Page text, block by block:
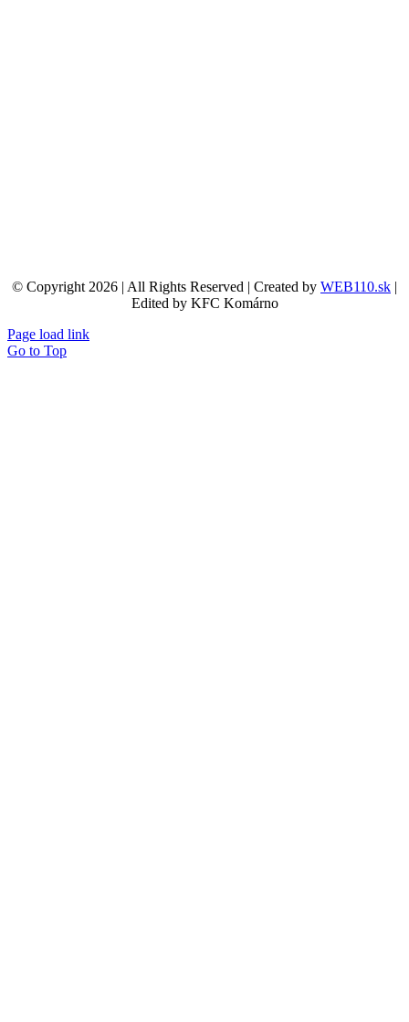
© Copyright 2026 | All Rights Reserved | Created by WEB110.sk |
Edited by KFC Komárno
Page load link
Go to Top